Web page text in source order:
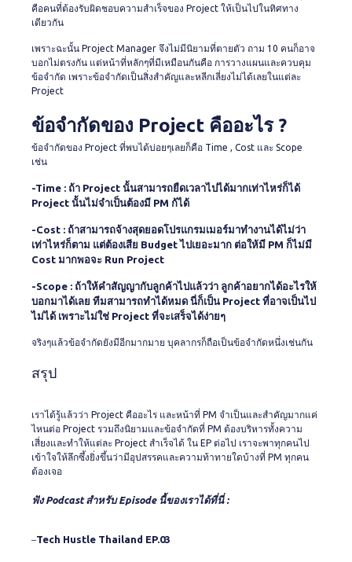
คือคนที่ต้องรับผิดชอบความสำเร็จของ Project ให้เป็นไปในทิศทาง
เดียวกัน
เพราะฉะนั้น Project Manager จึงไม่มีนิยามที่ตายตัว ถาม 10 คนก็อาจ
บอกไม่ตรงกัน แต่หน้าที่หลักๆที่มีเหมือนกันคือ การวางแผนและควบคุม
ข้อจำกัด เพราะข้อจำกัดเป็นสิ่งสำคัญและหลีกเลี่ยงไม่ได้เลยในแต่ละ
Project
ข้อจำกัดของ Project คืออะไร ?
ข้อจำกัดของ Project ที่พบได้บ่อยๆเลยก็คือ Time , Cost และ Scope
เช่น
-Time : ถ้า Project นั้นสามารถยืดเวลาไปได้มากเท่าไหร่ก็ได้
Project นั้นไม่จำเป็นต้องมี PM ก้ได้
-Cost : ถ้าสามารถจ้างสุดยอดโปรแกรมเมอร์มาทำงานได้ไม่ว่า
เท่าไหร่ก็ตาม แต่ต้องเสีย Budget ไปเยอะมาก ต่อให้มี PM ก็ไม่มี
Cost มากพอจะ Run Project
-Scope : ถ้าให้คำสัญญากับลูกค้าไปแล้วว่า ลูกค้าอยากได้อะไรให้
บอกมาได้เลย ทีมสามารถทำได้หมด นี่ก็เป็น Project ที่อาจเป็นไป
ไม่ได้ เพราะไม่ใช่ Project ที่จะเสร็จได้ง่ายๆ
จริงๆแล้วข้อจำกัดยังมีอีกมากมาย บุคลากรก็ถือเป็นข้อจำกัดหนึ่งเช่นกัน
สรุป
เราได้รู้แล้วว่า Project คืออะไร และหน้าที่ PM จำเป็นและสำคัญมากแค่
ไหนต่อ Project รวมถึงนิยามและข้อจำกัดที่ PM ต้องบริหารทั้งความ
เสี่ยงและทำให้แต่ละ Project สำเร็จได้ ใน EP ต่อไป เราจะพาทุกคนไป
เข้าใจให้ลึกซึ้งยิ่งขึ้นว่ามีอุปสรรคและความท้าทายใดบ้างที่ PM ทุกคน
ต้องเจอ
ฟัง Podcast สำหรับ Episode นี้ของเราได้ที่นี่ :
–Tech Hustle Thailand EP.03